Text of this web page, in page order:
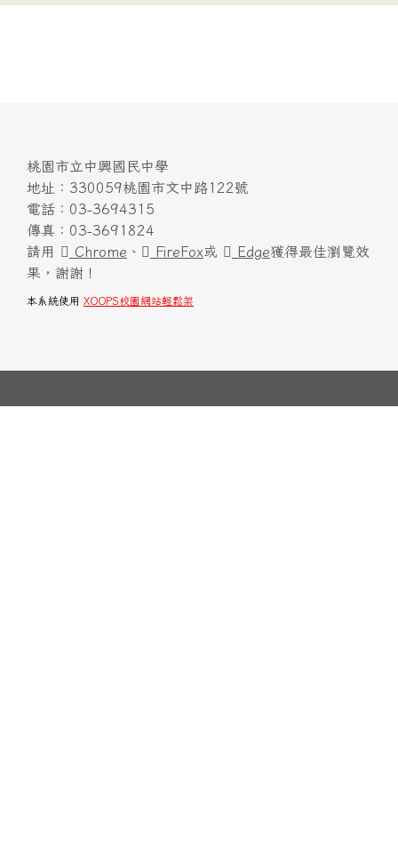
桃園市立中興國民中學
地址：330059桃園市文中路122號
電話：03-3694315
傳真：03-3691824
請用
Chrome 、 FireFox或 Edge獲得最佳瀏覽效
果，謝謝！
本系統使用 XOOPS校園網站輕鬆架